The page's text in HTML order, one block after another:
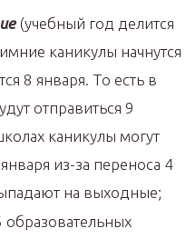
(учебный год делится
каникулы начнутся
8 января. То есть в
отправиться 9
каникулы могут
из-за переноса 4
на выходные;